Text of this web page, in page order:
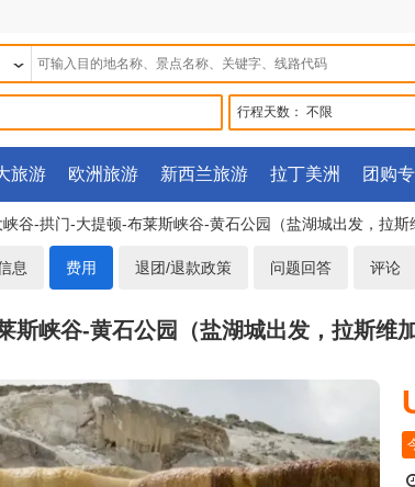
行程天数： 不限
旅游 欧洲旅游 新西兰旅游 拉丁美洲 团购
谷-拱门-大提顿-布莱斯峡谷-黄石公园（盐湖城出发，拉斯
息 费用 退团/退款政策 问题回答 评论
峡谷-黄石公园（盐湖城出发，拉斯维